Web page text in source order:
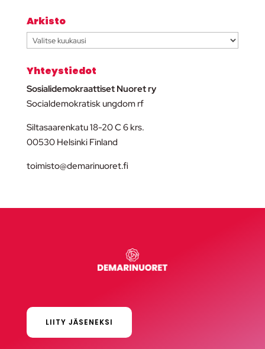
Arkisto
Arkisto
Yhteystiedot
Sosialidemokraattiset Nuoret ry
Socialdemokratisk ungdom rf
Siltasaarenkatu 18-20 C 6 krs.
00530 Helsinki Finland
toimisto@demarinuoret.fi
LIITY JÄSENEKSI